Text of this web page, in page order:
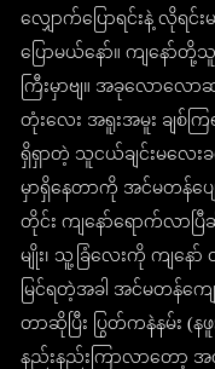
လျှောက်ပြောရင်းနဲ့ လိုရ
ပြောမယ်နော်။ ကျနေ
ကြီးမှာဗျ။ အခုလောလ
တုံးလေး အရူးအမူး ချစ်
ရှိရှာတဲ့ သူငယ်ချင်းမလေး
မှာရှိနေတာကို အင်မတန်ပ
တိုင်း ကျနော်ရောက်လာပ
မျိုး၊ သူ့ခြံလေးကို ကျန
မြင်ရတဲ့အခါ အင်မတန်က
တာဆိုပြီး ပြွတ်ကနဲနမ်း (န
နည်းနည်းကြာလာတော့